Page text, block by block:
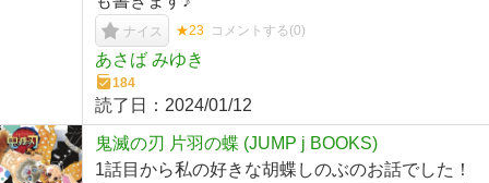
ナイス ★23 コメントする(0)
あさば みゆき
184
読了日： 2024/01/12
鬼滅の刃 片羽の蝶 (JUMP j BOOKS)
1話目から私の好きな胡蝶しのぶのお話でした！